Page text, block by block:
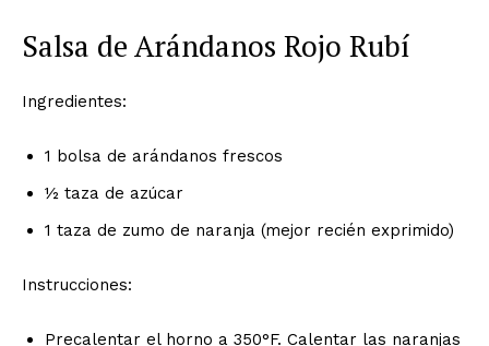
Salsa de Arándanos Rojo Rubí
Ingredientes:
1 bolsa de arándanos frescos
½ taza de azúcar
1 taza de zumo de naranja (mejor recién exprimido)
Instrucciones:
Precalentar el horno a 350°F. Calentar las naranjas